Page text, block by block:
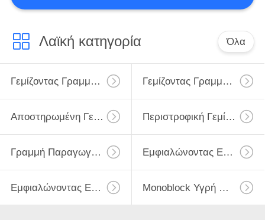
Λαϊκή κατηγορία Όλα
Γεμίζοντας Γραμμή Γάλακτος Γεμίζοντας Γραμμή Γάλακτος Monoblock
Αποστηρωμένη Γεμίζοντας Γραμμή Γάλακτος Περιστροφική Γεμίζοντας Γραμμή Μπουκαλιών Γάλακτος
Γραμμή Παραγωγής Γάλακτος UHT Εμφιαλώνοντας Εξοπλισμός Γάλακτος
Εμφιαλώνοντας Εγκαταστάσεις Γάλακτος Monoblock Υγρή Μηχανή Πλήρωσης